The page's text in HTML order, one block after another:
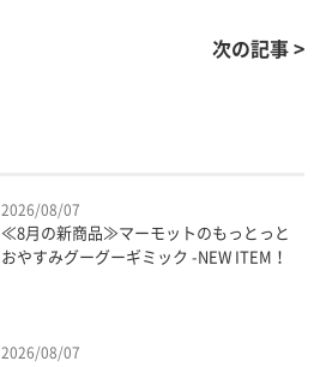
次の記事 >
2026/08/07
≪8月の新商品≫マーモットのもっとっと
おやすみグーグーギミック -NEW ITEM！
2026/08/07